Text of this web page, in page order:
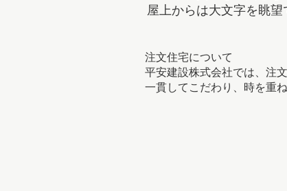
屋上からは大文字を眺望
注文住宅について
平安建設株式会社では、注
一貫してこだわり、時を重